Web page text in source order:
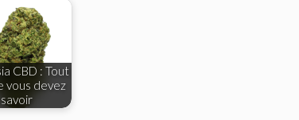
CBD : Tout
vous devez
savoir